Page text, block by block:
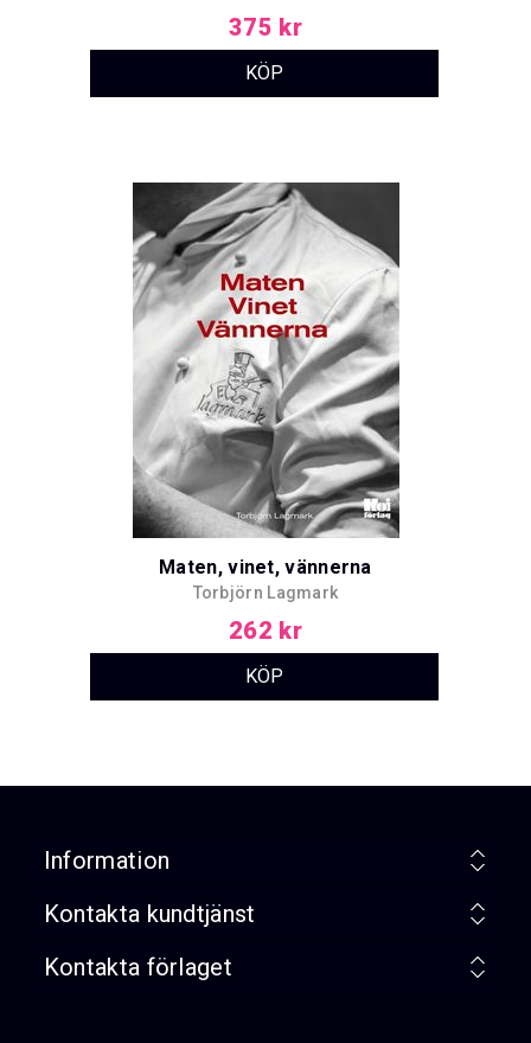
375 kr
Maten, vinet, vännerna
Torbjörn Lagmark
262 kr
Information
Kontakta kundtjänst
Kontakta förlaget